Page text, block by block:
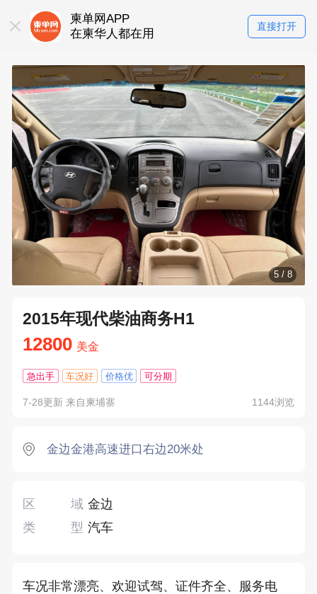
柬单网APP
在柬华人都在用
直接打开
5/ 8
2015年现代柴油商务H1
12800 美金
急出手 车况好 价格优 可分期
7-28更新 来自柬埔寨 1144浏览
金边金港高速进口右边20米处
区域 金边
类型 汽车
车况非常漂亮、欢迎试驾、证件齐全、服务电